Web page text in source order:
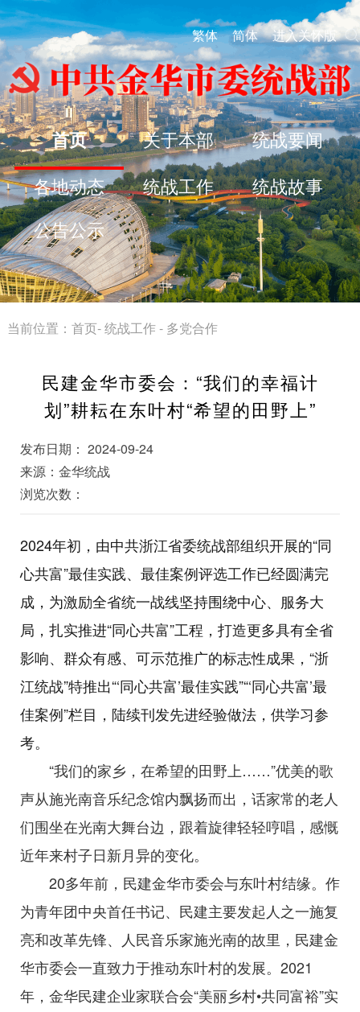
繁体 简体 进入关怀版
首页 关于本部 统战要闻
各地动态 统战工作 统战故事
公告公示
当前位置： 首页-统战工作- 多党合作
民建金华市委会：“我们的幸福计
划”耕耘在东叶村“希望的田野上”
发布日期： 2024-09-24
来源：金华统战
浏览次数：
2024年初，由中共浙江省委统战部组织开展的“同
心共富”最佳实践、最佳案例评选工作已经圆满完
成，为激励全省统一战线坚持围绕中心、服务大
局，扎实推进“同心共富”工程，打造更多具有全省
影响、群众有感、可示范推广的标志性成果，“浙
江统战”特推出“‘同心共富’最佳实践”“‘同心共富’最
佳案例”栏目，陆续刊发先进经验做法，供学习参
考。
“我们的家乡，在希望的田野上……”优美的歌
声从施光南音乐纪念馆内飘扬而出，话家常的老人
们围坐在光南大舞台边，跟着旋律轻轻哼唱，感慨
近年来村子日新月异的变化。
20多年前，民建金华市委会与东叶村结缘。作
为青年团中央首任书记、民建主要发起人之一施复
亮和改革先锋、人民音乐家施光南的故里，民建金
华市委会一直致力于推动东叶村的发展。2021
年，金华民建企业家联合会“美丽乡村•共同富裕”实